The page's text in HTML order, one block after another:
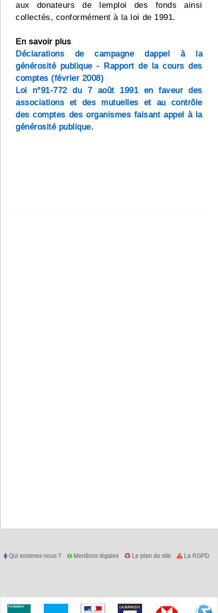
aux donateurs de lemploi des fonds ainsi
collectés, conformément à la loi de 1991.
En savoir plus
Déclarations de campagne dappel à la
générosité publique - Rapport de la cours des
comptes (février 2008)
Loi n°91-772 du 7 août 1991 en faveur des
associations et des mutuelles et au contrôle
des comptes des organismes faisant appel à la
générosité publique.
Qui sommes nous ? Mentions légales Le plan du site La RGPD